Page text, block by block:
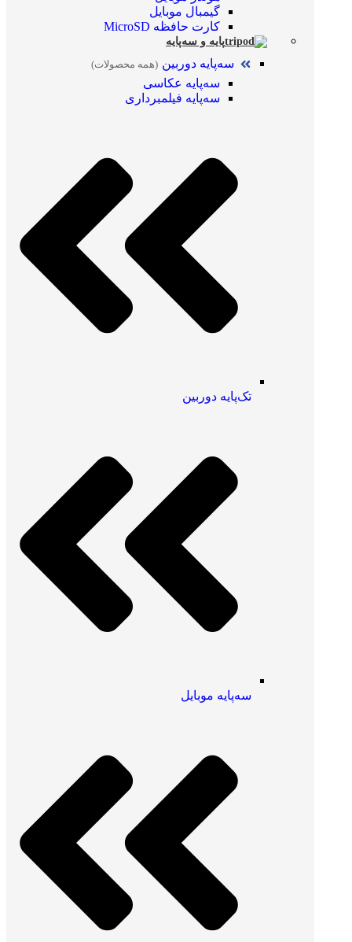
گیمبال موبایل
کارت حافظه MicroSD
پایه و سه‌پایه
سه‌پایه دوربین (همه محصولات)
سه‌پایه عکاسی
سه‌پایه فیلمبرداری
تک‌پایه دوربین
سه‌پایه موبایل